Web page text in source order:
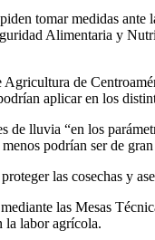
tomar medidas ante
Alimentaria y
de
aplicar en los
de lluvia “en los
podrían ser de
las cosechas y
las Mesas
la labor agrícola.